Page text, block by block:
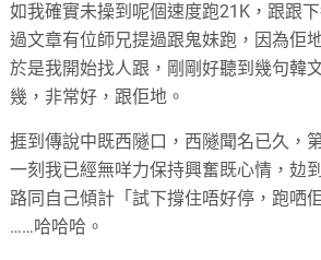
如我確實未操到呢個速度跑21K，跟跟
過文章有位師兄提過跟鬼妹跑，因為佢
於是我開始找人跟，剛剛好聽到幾句韓
幾，非常好，跟佢地。
捱到傳說中既西隧口，西隧聞名已久，
一刻我已經無咩力保持興奮既心情，攰
路同自己傾計「試下撐住唔好停，跑哂
……哈哈哈。